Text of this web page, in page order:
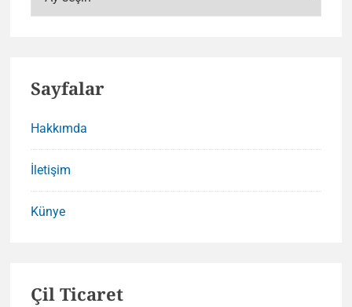
Sayfalar
Hakkımda
İletişim
Künye
Çil Ticaret